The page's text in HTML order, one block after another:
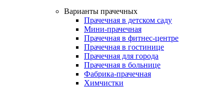
Варианты прачечных
Прачечная в детском саду
Мини-прачечная
Прачечная в фитнес-центре
Прачечная в гостинице
Прачечная для города
Прачечная в больнице
Фабрика-прачечная
Химчистки